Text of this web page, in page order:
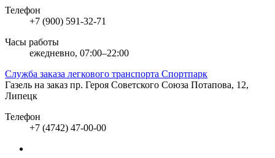
Телефон
+7 (900) 591-32-71
Часы работы
ежедневно, 07:00–22:00
Служба заказа легкового транспорта Спортпарк
Газель на заказ пр. Героя Советского Союза Потапова, 12,
Липецк
Телефон
+7 (4742) 47-00-00